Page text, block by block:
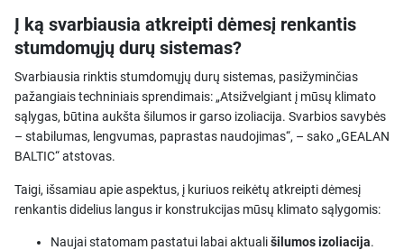
Į ką svarbiausia atkreipti dėmesį renkantis
stumdomųjų durų sistemas?
Svarbiausia rinktis stumdomųjų durų sistemas, pasižyminčias
pažangiais techniniais sprendimais: „Atsižvelgiant į mūsų klimato
sąlygas, būtina aukšta šilumos ir garso izoliacija. Svarbios savybės
– stabilumas, lengvumas, paprastas naudojimas“, – sako „GEALAN
BALTIC“ atstovas.
Taigi, išsamiau apie aspektus, į kuriuos reikėtų atkreipti dėmesį
renkantis didelius langus ir konstrukcijas mūsų klimato sąlygomis:
Naujai statomam pastatui labai aktuališilumos izoliacija.